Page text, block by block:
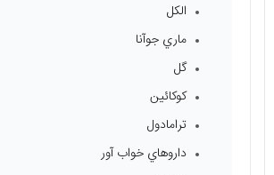
الکل
ماري جوآنا
گل
كوكائين
ترامادول
داروهاي خواب آور